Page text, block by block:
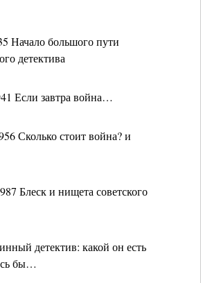
Начало большого пути
детектива
Если завтра война…
Сколько стоит война? и
Блеск и нищета советского
детектив: какой он есть
бы…